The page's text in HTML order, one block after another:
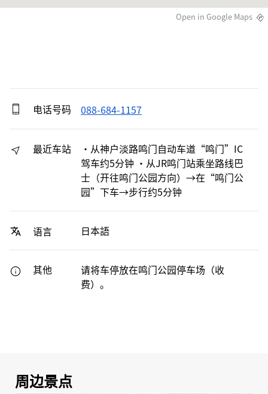
Open in Google Maps
电话号码 088-684-1157
最近车站
・从神户淡路鸣门自动车道“鸣门”IC
驾车约5分钟 ・从JR鸣门站乘坐路线巴
士（开往鸣门公园方向）→在“鸣门公
园”下车→步行约5分钟
语言 日本語
其他
请将车停放在鸣门公园停车场（收
费）。
周边景点